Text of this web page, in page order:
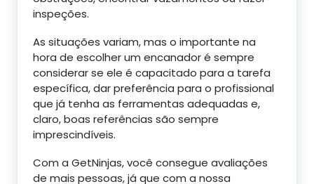
inspeções.
As situações variam, mas o importante na
hora de escolher um encanador é sempre
considerar se ele é capacitado para a tarefa
específica, dar preferência para o profissional
que já tenha as ferramentas adequadas e,
claro, boas referências são sempre
imprescindíveis.
Com a GetNinjas, você consegue avaliações
de mais pessoas, já que com a nossa